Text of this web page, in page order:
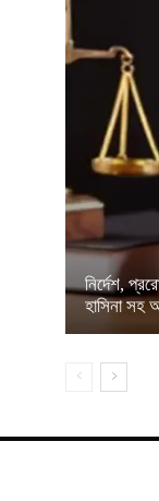
নির্দেশ,
হাসিনা সহ